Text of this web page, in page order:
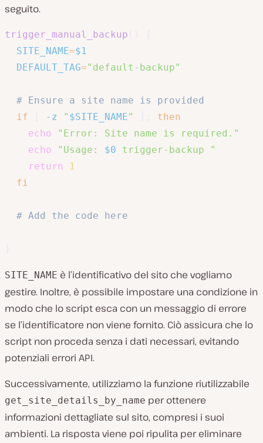
seguito.
trigger_manual_backup
SITE_NAME=$1
DEFAULT_TAG="default-backup"
# Ensure a site name is provided
if
-z " $SITE_NAME"
then
echo
"Error: Site name is required."
echo
"Usage: $0 trigger-backup "
return
1
fi
# Add the code here
SITE_NAME è l’identificativo del sito che vogliamo
gestire. Inoltre, è possibile impostare una condizione in
modo che lo script esca con un messaggio di errore
se l’identificatore non viene fornito. Ciò assicura che lo
script non proceda senza i dati necessari, evitando
potenziali errori API.
Successivamente, utilizziamo la funzione riutilizzabile
get_site_details_by_name per ottenere
informazioni dettagliate sul sito, compresi i suoi
ambienti. La risposta viene poi ripulita per eliminare